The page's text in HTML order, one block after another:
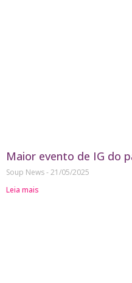
Maior evento de IG do
Soup News 21/05/2025
Leia mais